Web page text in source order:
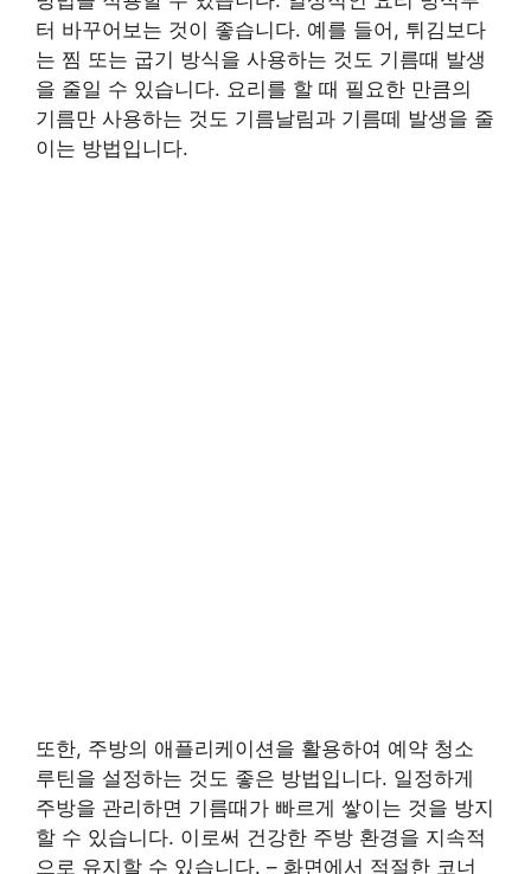
터 바꾸어보는 것이 좋습니다. 예를 들어, 튀김보다
는 찜 또는 굽기 방식을 사용하는 것도 기름때 발생
을 줄일 수 있습니다. 요리를 할 때 필요한 만큼의
기름만 사용하는 것도 기름날림과 기름떼 발생을 줄
이는 방법입니다.
또한, 주방의 애플리케이션을 활용하여 예약 청소
루틴을 설정하는 것도 좋은 방법입니다. 일정하게
주방을 관리하면 기름때가 빠르게 쌓이는 것을 방지
할 수 있습니다. 이로써 건강한 주방 환경을 지속적
으로 유지할 수 있습니다. – 화면에서 적절한 코너